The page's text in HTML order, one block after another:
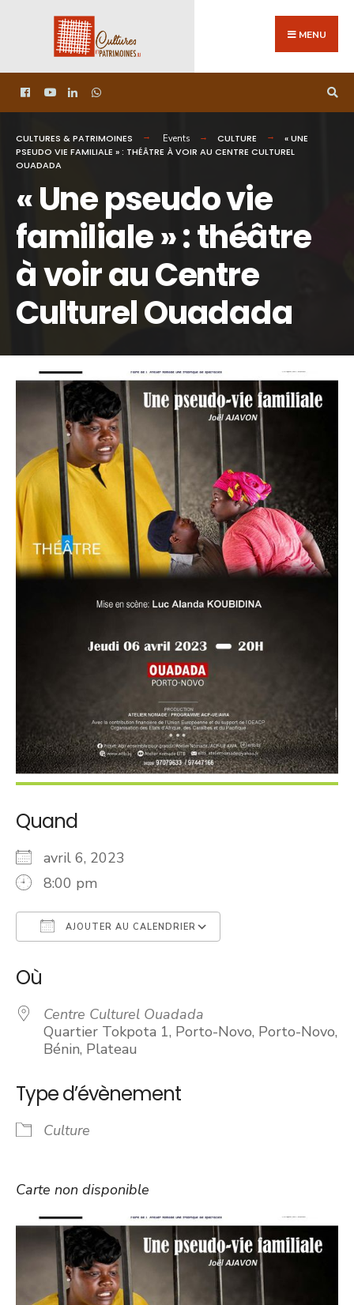
MENU
CULTURES & PATRIMOINES Events CULTURE
« UNE
PSEUDO VIE FAMILIALE » : THÉÂTRE À VOIR AU CENTRE CULTUREL
OUADADA
« Une pseudo vie
familiale » : théâtre
à voir au Centre
Culturel Ouadada
Quand
avril 6, 2023
8:00 pm
AJOUTER AU CALENDRIER
Où
Centre Culturel Ouadada
Quartier Tokpota 1, Porto-Novo, Porto-Novo,
Bénin, Plateau
Type d’évènement
Culture
Carte non disponible